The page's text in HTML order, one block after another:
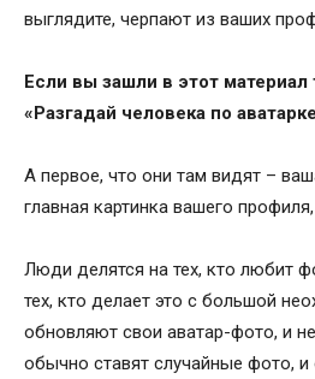
выглядите, черпают из ваших
Если вы зашли в этот материал
«Разгадай человека по
А первое, что они там видят –
главная картинка вашего
Люди делятся на тех, кто любит
тех, кто делает это с большой
обновляют свои аватар-фото, и
обычно ставят случайные фото,